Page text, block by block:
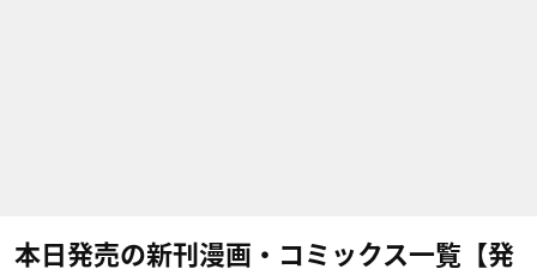
本日発売の新刊漫画・コミックス一覧【発